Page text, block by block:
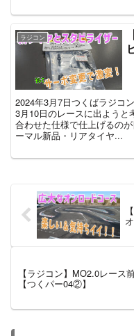
ラジコン
2024年3月7日つくばラジコ
3月10日のレースに出よう
合わせた仕様で仕上げるの
ーマル新品・リアタイヤ...
【ラジコン】MO2.0レース
【つくパー04②】